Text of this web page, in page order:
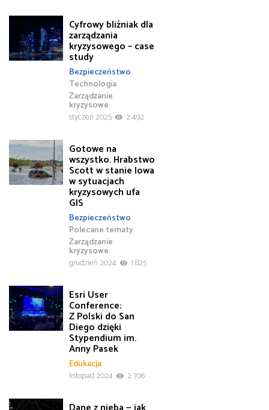
Cyfrowy bliźniak dla
zarządzania
kryzysowego – case
study
Bezpieczeństwo
Technologia
Zarządzanie
kryzysowe
styczeń 2025
2 492
Gotowe na
wszystko. Hrabstwo
Scott w stanie Iowa
w sytuacjach
kryzysowych ufa
GIS
Bezpieczeństwo
Polecane tematy
Zarządzanie
kryzysowe
grudzień 2024
1 825
Esri User
Conference:
Z Polski do San
Diego dzięki
Stypendium im.
Anny Pasek
Edukacja
listopad 2024
2 706